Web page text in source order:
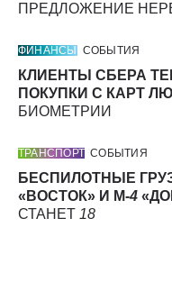
ПРЕДЛОЖЕНИЕ
ФИНАНСЫ СОБЫТИЯ
КЛИЕНТЫ СБЕРА
ПОКУПКИ С КАРТ
БИОМЕТРИИ
ТРАНСПОРТ СОБЫТИЯ
БЕСПИЛОТНЫЕ
«ВОСТОК» И М-4
СТАНЕТ 18